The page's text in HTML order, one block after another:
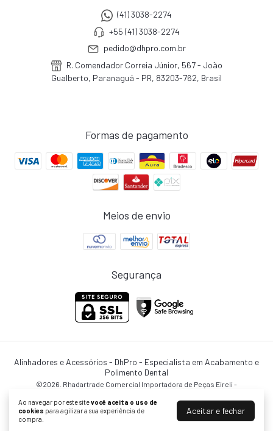
Ao navegar por este sitevocê aceita o uso de
cookies para agilizar a sua experiência de
compra.
Aceitar e fechar
(41) 3038-2274
+55 (41) 3038-2274
pedido@dhpro.com.br
R. Comendador Correia Júnior, 567 - João
Gualberto, Paranaguá - PR, 83203-762, Brasil
Formas de pagamento
Meios de envio
Segurança
Alinhadores e Acessórios - DhPro - Especialista em Acabamento e
Polimento Dental
©2026. Rhadartrade Comercial Importadora de Peças Eireli -